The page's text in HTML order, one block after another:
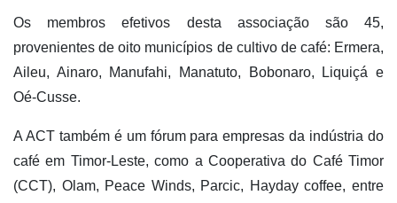
Os membros efetivos desta associação são 45,
provenientes de oito municípios de cultivo de café: Ermera,
Aileu, Ainaro, Manufahi, Manatuto, Bobonaro, Liquiçá e
Oé-Cusse.
A ACT também é um fórum para empresas da indústria do
café em Timor-Leste, como a Cooperativa do Café Timor
(CCT), Olam, Peace Winds, Parcic, Hayday coffee, entre